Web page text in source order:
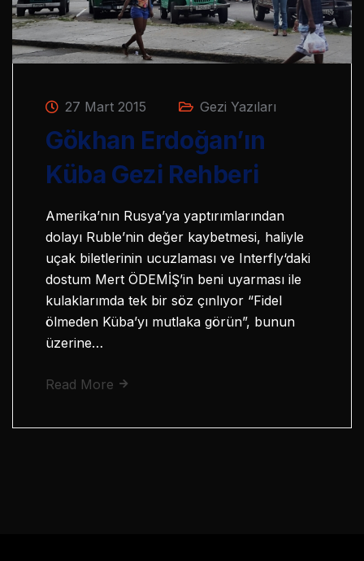
27 Mart 2015 Gezi Yazıları
Gökhan Erdoğan’ın
Küba Gezi Rehberi
Amerika’nın Rusya’ya yaptırımlarından
dolayı Ruble’nin değer kaybetmesi, haliyle
uçak biletlerinin ucuzlaması ve Interfly‘daki
dostum Mert ÖDEMİŞ’in beni uyarması ile
kulaklarımda tek bir söz çınlıyor “Fidel
ölmeden Küba’yı mutlaka görün”, bunun
üzerine…
Read More